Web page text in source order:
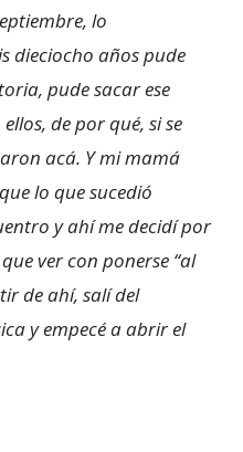
lo
dieciocho años pude
pude sacar ese
de por qué, si se
acá. Y mi mamá
lo que sucedió
y ahí me decidí por
ver con ponerse “al
de ahí, salí del
y empecé a abrir el